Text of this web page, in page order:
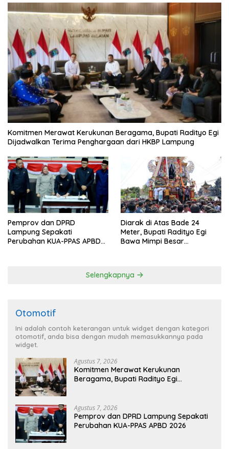
Komitmen Merawat Kerukunan Beragama, Bupati Radityo Egi
Dijadwalkan Terima Penghargaan dari HKBP Lampung
Pemprov dan DPRD
Lampung Sepakati
Perubahan KUA-PPAS APBD
Diarak di Atas Bade 24
Meter, Bupati Radityo Egi
Bawa Mimpi Besar
Selengkapnya
Otomotif
Ini adalah contoh keterangan untuk widget dengan kategori
otomotif, anda bisa dengan mudah memasukkannya pada
widget.
Agustus 7, 2026
Komitmen Merawat Kerukunan
Beragama, Bupati Radityo Egi
Agustus 7, 2026
Pemprov dan DPRD Lampung Sepakati
Perubahan KUA-PPAS APBD 2026